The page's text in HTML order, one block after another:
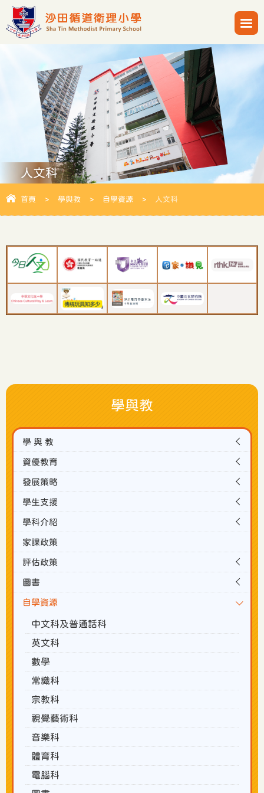
人文科
首頁 > 學與教 > 自學資源 > 人文科
學與教
學 與 教
資優教育
發展策略
學生支援
學科介紹
家課政策
評估政策
圖書
自學資源
中文科及普通話科
英文科
數學
常識科
宗教科
視覺藝術科
音樂科
體育科
電腦科